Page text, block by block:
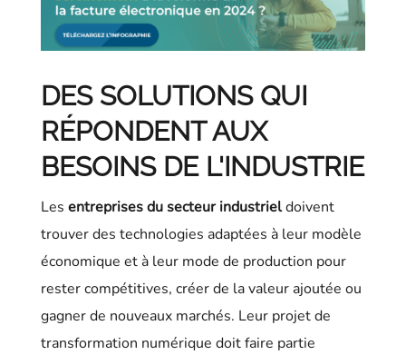
DES SOLUTIONS QUI
RÉPONDENT AUX
BESOINS DE L'INDUSTRIE
Les entreprises du secteur industrieldoivent
trouver des technologies adaptées à leur modèle
économique et à leur mode de production pour
rester compétitives, créer de la valeur ajoutée ou
gagner de nouveaux marchés. Leur projet de
transformation numérique doit faire partie